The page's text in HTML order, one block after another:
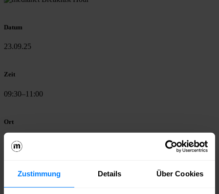
Zustimmung Details Über Cookies
Datum
23.09.25
Zeit
09:30–11:00
Ort
medianet-Office, Neuköllnische Allee 80, 12057 Berlin
Technologies: Sie präsentierte bei der Breakfast Hour